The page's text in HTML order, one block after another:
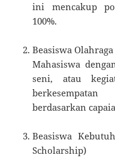
ini mencakup
100%.
Beasiswa
Mahasiswa
seni, atau
berdasarkan
Beasiswa
Scholarship)